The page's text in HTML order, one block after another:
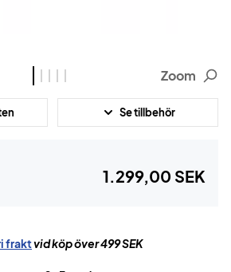
Zoom
Se tillbehör
1.299,00 SEK
fraktvid köp över 499 SEK